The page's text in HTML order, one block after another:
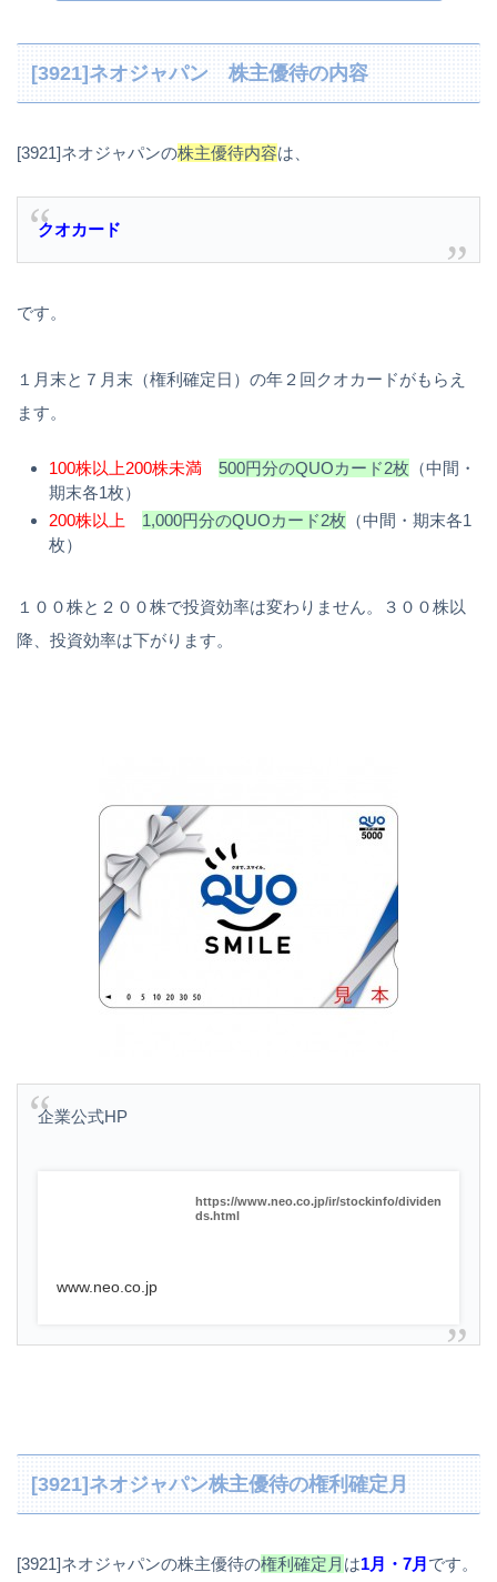
[3921]ネオジャパン 株主優待の内容
[3921]ネオジャパンの株主優待内容は、
クオカード
です。
１月末と７月末（権利確定日）の年２回クオカードがもらえ
ます。
100株以上200株未満 500円分のQUOカード2枚 （中間・
期末各1枚）
200株以上
1,000円分のQUOカード2枚 （中間・期末各1
枚）
１００株と２００株で投資効率は変わりません。３００株以
降、投資効率は下がります。
企業公式HP
https://www.neo.co.jp/ir/stockinfo/dividen
ds.html
www.neo.co.jp
[3921]ネオジャパン株主優待の権利確定月
[3921]ネオジャパンの株主優待の権利確定月 は1月・7月 です。